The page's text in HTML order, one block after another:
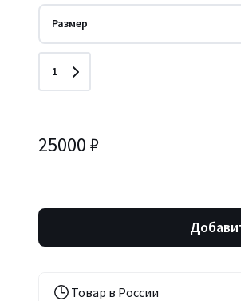
Размер
Количество
1
25000 ₽
Товар в России